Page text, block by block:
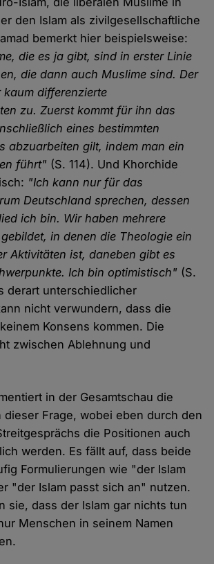
den Islam als zivilgesellschaftliche
bemerkt hier beispielsweise:
die es ja gibt, sind in erster Linie
die dann auch Muslime sind. Der
kaum differenzierte
zu. Zuerst kommt für ihn das
eines bestimmten
abzuarbeiten gilt, indem man ein
führt" (S. 114). Und Khorchide
"Ich kann nur für das
Deutschland sprechen, dessen
ich bin. Wir haben mehrere
in denen die Theologie ein
Aktivitäten ist, daneben gibt es
Ich bin optimistisch" (S.
derart unterschiedlicher
nicht verwundern, dass die
Konsens kommen. Die
zwischen Ablehnung und
in der Gesamtschau die
dieser Frage, wobei eben durch den
die Positionen auch
werden. Es fällt auf, dass beide
Formulierungen wie "der Islam
"der Islam passt sich an" nutzen.
sie, dass der Islam gar nichts tun
Menschen in seinem Namen